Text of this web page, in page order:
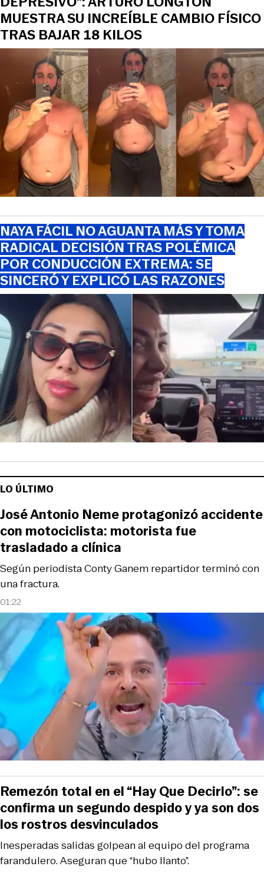
MUESTRA SU INCREÍBLE CAMBIO FÍSICO
TRAS BAJAR 18 KILOS
NAYA FÁCIL NO AGUANTA MÁS Y TOMA
RADICAL DECISIÓN TRAS POLÉMICA
POR CONDUCCIÓN EXTREMA: SE
SINCERÓ Y EXPLICÓ LAS RAZONES
LO ÚLTIMO
01:22
Según periodista Conty Ganem repartidor terminó con
una fractura.
José Antonio Neme protagonizó accidente
con motociclista: motorista fue
trasladado a clínica
Inesperadas salidas golpean al equipo del programa
farandulero. Aseguran que “hubo llanto”.
Remezón total en el “Hay Que Decirlo”: se
confirma un segundo despido y ya son dos
los rostros desvinculados